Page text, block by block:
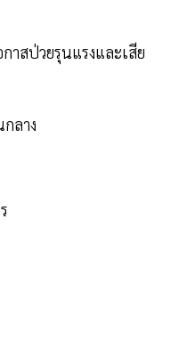
าสป่วยรุนแรงและเสีย
ลาง